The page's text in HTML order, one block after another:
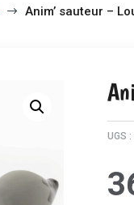
$ Anim’ sauteur –
UGS :